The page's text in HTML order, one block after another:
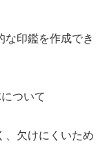
な印鑑を作成でき
ついて
、欠けにくいため